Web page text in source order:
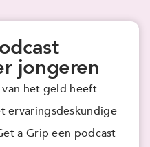
jongeren
van het geld heeft
ervaringsdeskundige
a Grip een podcast